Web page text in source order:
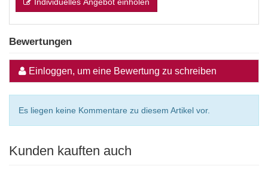
Bewertungen
Einloggen, um eine Bewertung zu schreiben
Es liegen keine Kommentare zu diesem Artikel vor.
Kunden kauften auch